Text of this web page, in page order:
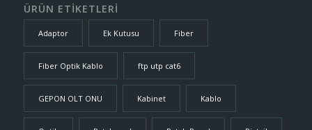
ÜRÜN ETİKETLERİ
Adaptor Ek Kutusu Fiber
Fiber Optik Kablo ftp utp cat6
GEPON OLT ONU Kabinet Kablo